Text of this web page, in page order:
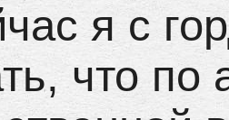
я с
что по